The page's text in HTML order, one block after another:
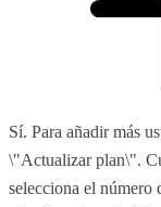
Sí. Para añadir más
\"Actualizar plan\".
selecciona el número